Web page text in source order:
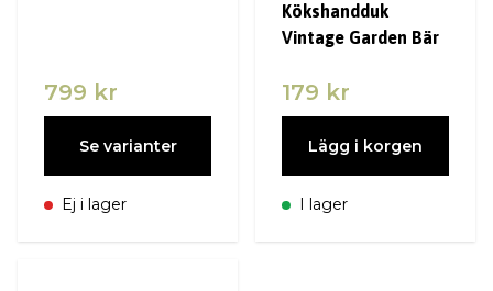
799 kr
Se varianter
Ej i lager
Kökshandduk
Vintage Garden Bär
179 kr
Lägg i korgen
I lager